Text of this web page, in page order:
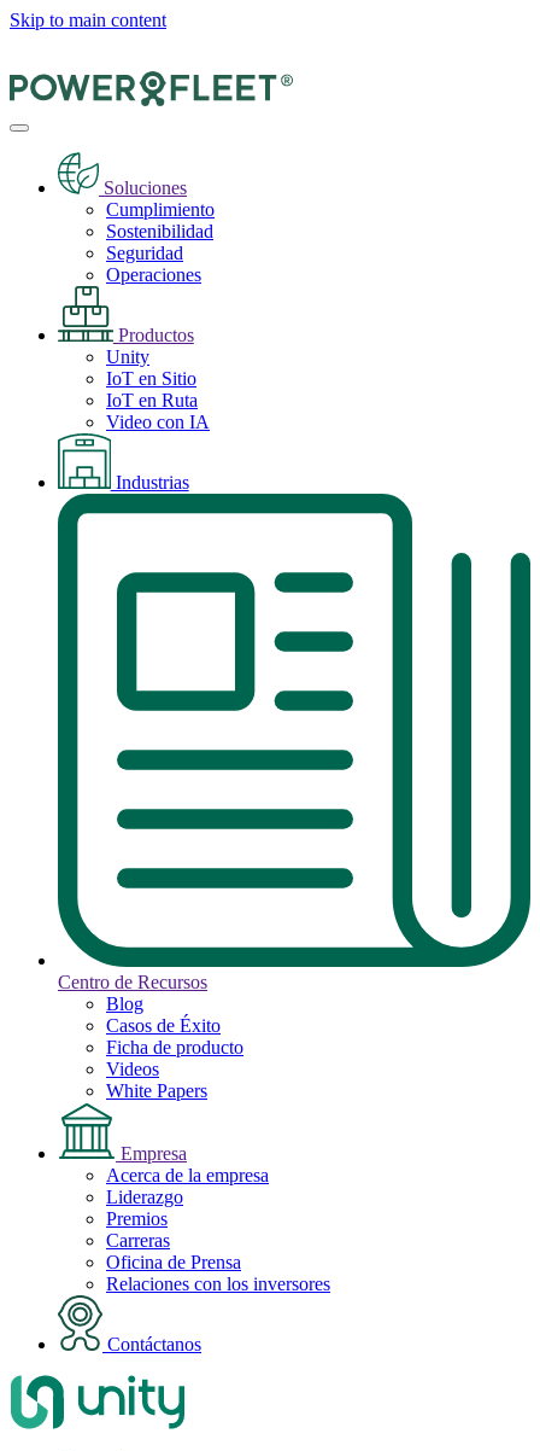
Skip to main content
Soluciones
Cumplimiento
Sostenibilidad
Seguridad
Operaciones
Productos
Unity
IoT en Sitio
IoT en Ruta
Video con IA
Industrias
Centro de Recursos
Blog
Casos de Éxito
Ficha de producto
Videos
White Papers
Empresa
Acerca de la empresa
Liderazgo
Premios
Carreras
Oficina de Prensa
Relaciones con los inversores
Contáctanos